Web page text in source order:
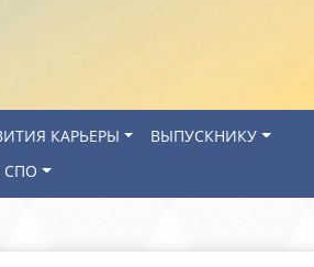
КАРЬЕРЫ
ВЫПУСКНИКУ
СПО